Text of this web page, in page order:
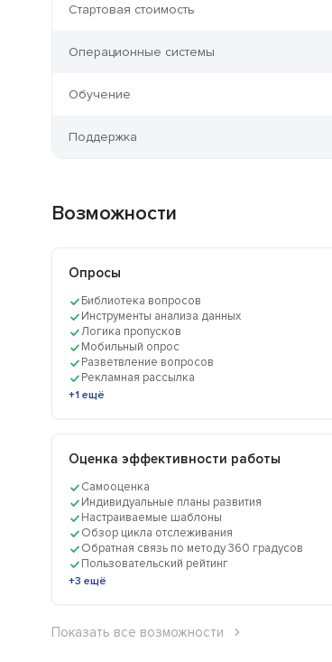
Стартовая стоимость
Операционные системы
Обучение
Поддержка
Возможности
Опросы
Библиотека вопросов
Инструменты анализа данных
Логика пропусков
Мобильный опрос
Разветвление вопросов
Рекламная рассылка
+1 ещё
Оценка эффективности работы
Cамооценка
Индивидуальные планы развития
Настраиваемые шаблоны
Обзор цикла отслеживания
Обратная связь по методу 360 градусов
Пользовательский рейтинг
+3 ещё
Показать все возможности